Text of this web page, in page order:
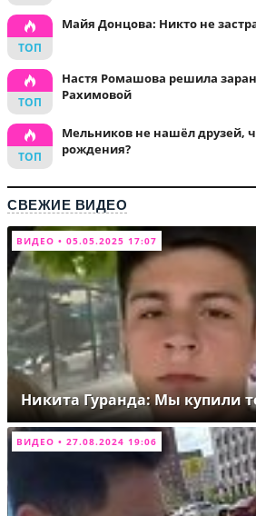
Майя Донцова: Никто не
Настя Ромашова решила
Рахимовой
Мельников не нашёл друзей,
рождения?
СВЕЖИЕ ВИДЕО
ВИДЕО • 05.05.2025 17:07
Никита Гуранда: Мы купили
ВИДЕО • 27.08.2024 19:06